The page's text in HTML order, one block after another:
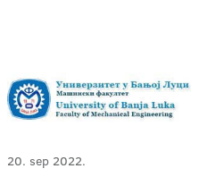
20. sep 2022.